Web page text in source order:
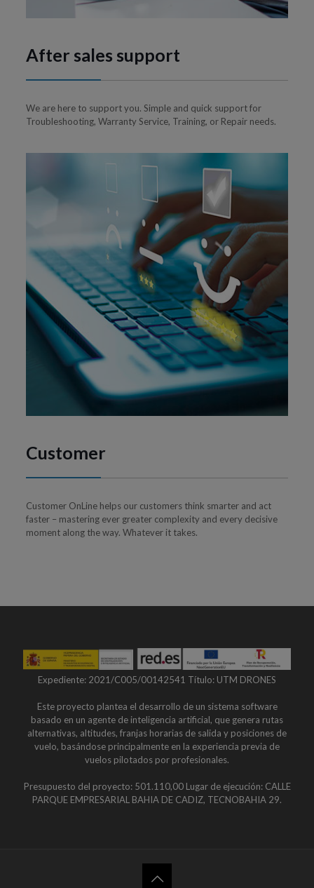
After sales support
We are here to support you. Simple and quick support for
Troubleshooting, Warranty Service, Training, or Repair needs.
Customer
Customer OnLine helps our customers think smarter and act
faster – mastering ever greater complexity and every decisive
moment along the way. Whatever it takes.
Expediente: 2021/C005/00142541 Título: UTM DRONES
Este proyecto plantea el desarrollo de un sistema software
basado en un agente de inteligencia artificial, que genera rutas
alternativas, altitudes, franjas horarias de salida y posiciones de
vuelo, basándose principalmente en la experiencia previa de
vuelos pilotados por profesionales.
Presupuesto del proyecto: 501.110,00 Lugar de ejecución: CALLE
PARQUE EMPRESARIAL BAHIA DE CADIZ, TECNOBAHIA 29.